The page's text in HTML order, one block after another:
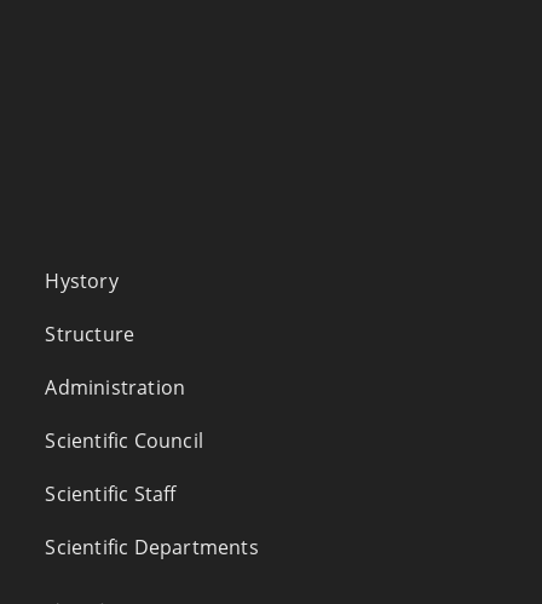
Hystory
Structure
Administration
Scientific Council
Scientific Staff
Scientific Departments